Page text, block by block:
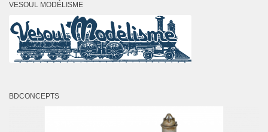
VESOUL MODÉLISME
BDCONCEPTS